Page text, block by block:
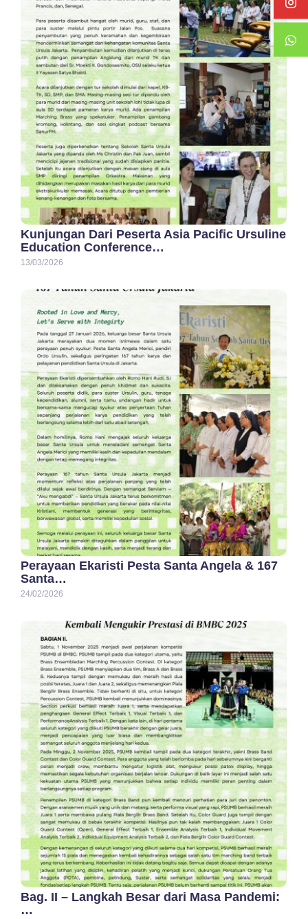
Kunjungan Dari Peserta Asia Pacific Ursuline
Education Conference…
13/03/2026
Perayaan Ekaristi Pesta Santa Angela & 167
Santa…
24/02/2026
Bag. II – Langkah Besar dari Masa Pandemi:
…